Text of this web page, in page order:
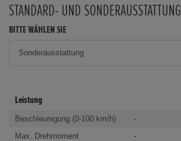
STANDARD- UND SONDERAUSSTATTUNG
BITTE WÄHLEN SIE
Leistung
Beschleunigung (0-100 km/h)
-
Max. Drehmoment
-